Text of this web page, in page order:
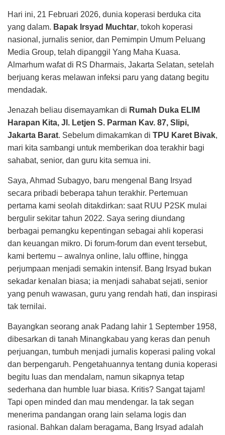
Hari ini, 21 Februari 2026, dunia koperasi berduka cita
yang dalam. Bapak Irsyad Muchtar, tokoh koperasi
nasional, jurnalis senior, dan Pemimpin Umum Peluang
Media Group, telah dipanggil Yang Maha Kuasa.
Almarhum wafat di RS Dharmais, Jakarta Selatan, setelah
berjuang keras melawan infeksi paru yang datang begitu
mendadak.
Jenazah beliau disemayamkan di Rumah Duka ELIM
Harapan Kita, Jl. Letjen S. Parman Kav. 87, Slipi,
Jakarta Barat. Sebelum dimakamkan di TPU Karet Bivak,
mari kita sambangi untuk memberikan doa terakhir bagi
sahabat, senior, dan guru kita semua ini.
Saya, Ahmad Subagyo, baru mengenal Bang Irsyad
secara pribadi beberapa tahun terakhir. Pertemuan
pertama kami seolah ditakdirkan: saat RUU P2SK mulai
bergulir sekitar tahun 2022. Saya sering diundang
berbagai pemangku kepentingan sebagai ahli koperasi
dan keuangan mikro. Di forum-forum dan event tersebut,
kami bertemu – awalnya online, lalu offline, hingga
perjumpaan menjadi semakin intensif. Bang Irsyad bukan
sekadar kenalan biasa; ia menjadi sahabat sejati, senior
yang penuh wawasan, guru yang rendah hati, dan inspirasi
tak ternilai.
Bayangkan seorang anak Padang lahir 1 September 1958,
dibesarkan di tanah Minangkabau yang keras dan penuh
perjuangan, tumbuh menjadi jurnalis koperasi paling vokal
dan berpengaruh. Pengetahuannya tentang dunia koperasi
begitu luas dan mendalam, namun sikapnya tetap
sederhana dan humble luar biasa. Kritis? Sangat tajam!
Tapi open minded dan mau mendengar. Ia tak segan
menerima pandangan orang lain selama logis dan
rasional. Bahkan dalam beragama, Bang Irsyad adalah